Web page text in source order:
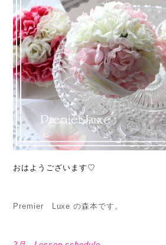
おはようございます♡
Premier Luxe の森本です。